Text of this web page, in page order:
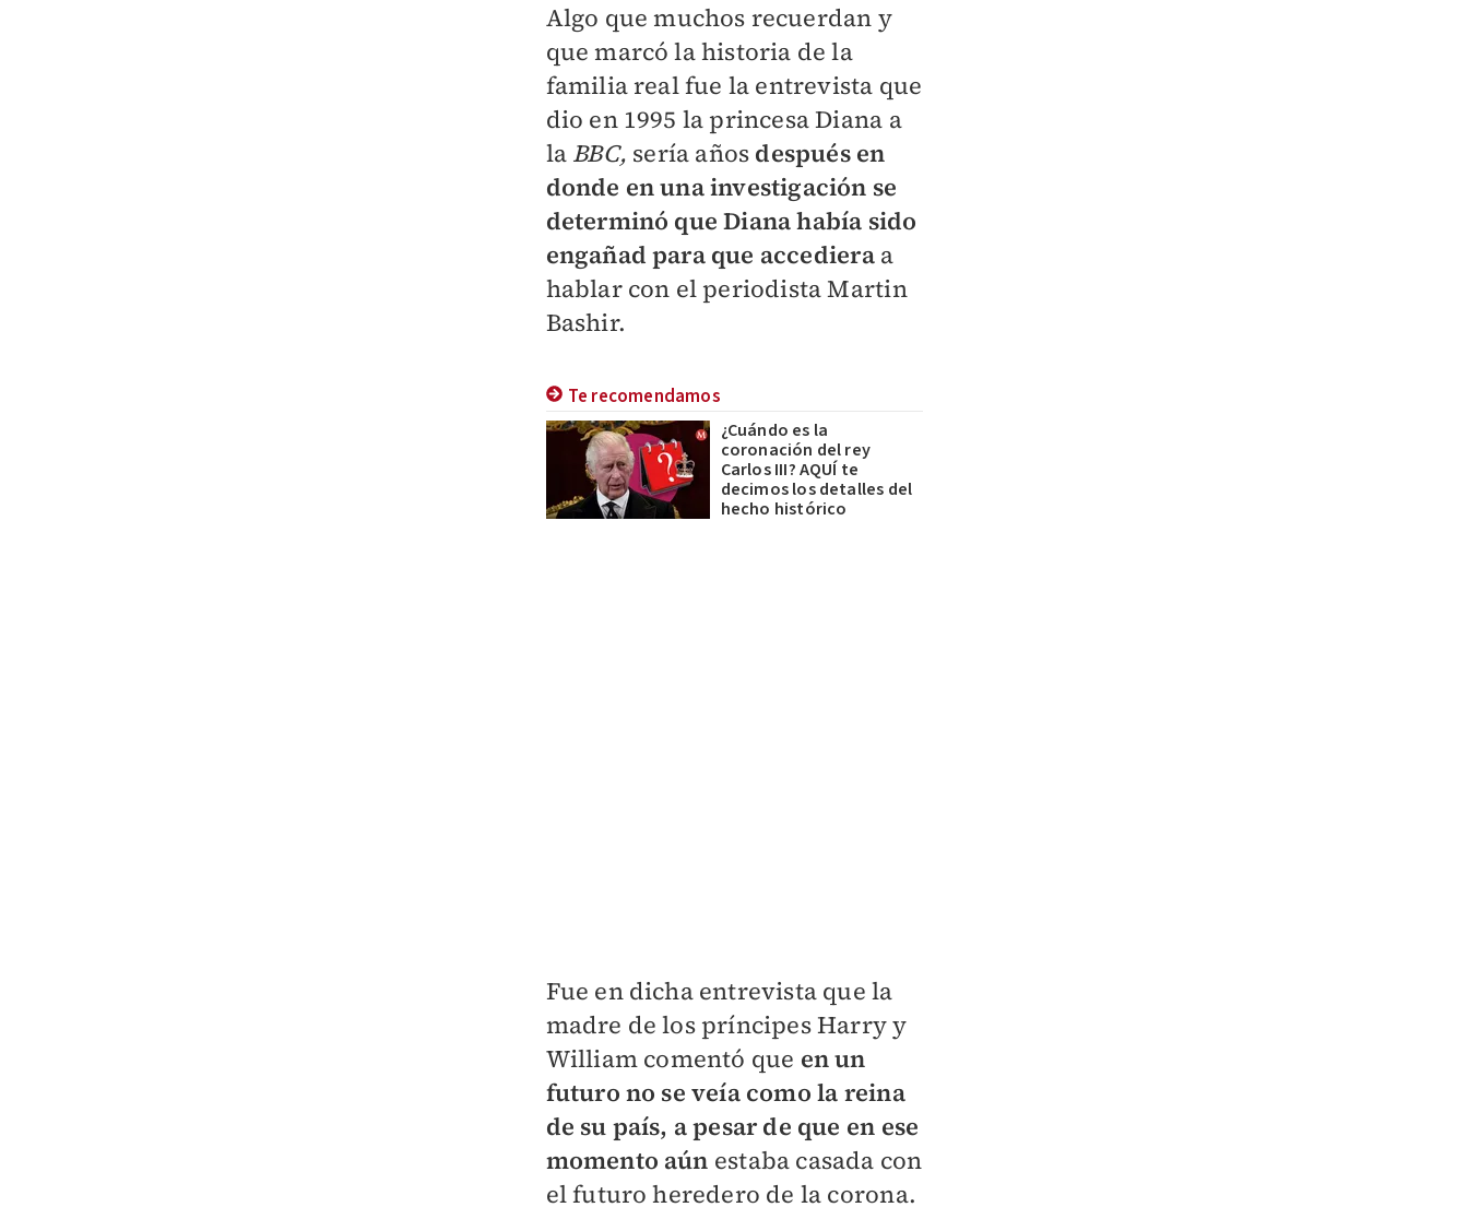
Algo que muchos recuerdan y
que marcó la historia de la
familia real fue la entrevista que
dio en 1995 la princesa Diana a
la BBC, sería años después en
donde en una investigación se
determinó que Diana había sido
engañad para que accedieraa
hablar con el periodista Martin
Bashir.
Te recomendamos
¿Cuándo es la
coronación del rey
Carlos III? AQUÍ te
decimos los detalles del
hecho histórico
Fue en dicha entrevista que la
madre de los príncipes Harry y
William comentó que en un
futuro no se veía como la reina
de su país, a pesar de que en ese
momento aún estaba casada con
el futuro heredero de la corona.